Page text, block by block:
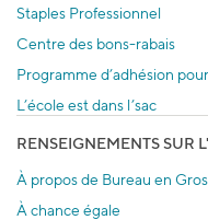
Staples Professionnel
Centre des bons-rabais
Programme d’adhésion
L’école est dans l’sac
RENSEIGNEMENTS SUR
À propos de Bureau en Gros
À chance égale